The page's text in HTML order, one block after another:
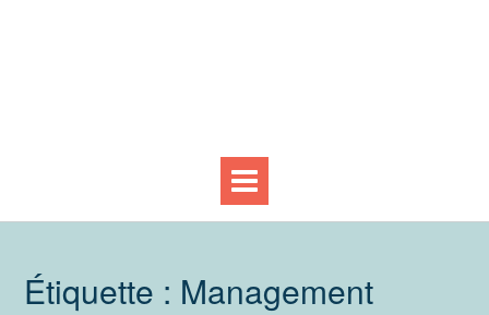
Étiquette : Management